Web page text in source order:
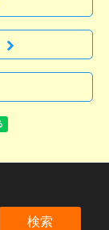
検索